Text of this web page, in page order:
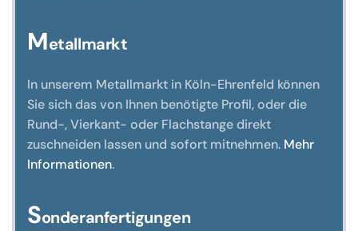
Metallmarkt
In unserem Metallmarkt in Köln-Ehrenfeld können
Sie sich das von Ihnen benötigte Profil, oder die
Rund-, Vierkant- oder Flachstange direkt
zuschneiden lassen und sofort mitnehmen. Mehr
Informationen.
Sonderanfertigungen